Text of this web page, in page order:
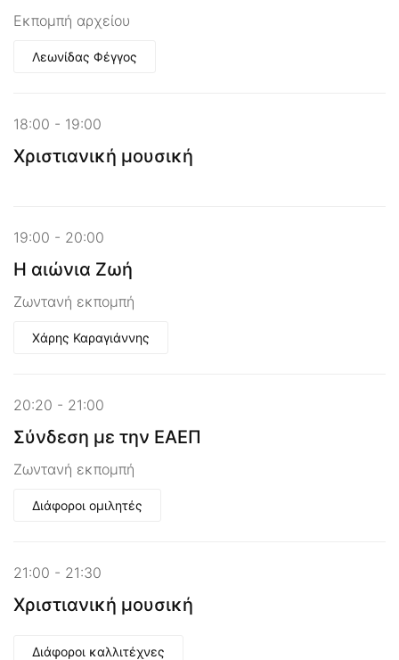
Εκπομπή αρχείου
Λεωνίδας Φέγγος
18:00 - 19:00
Χριστιανική μουσική
19:00 - 20:00
Η αιώνια Ζωή
Ζωντανή εκπομπή
Χάρης Καραγιάννης
20:20 - 21:00
Σύνδεση με την ΕΑΕΠ
Ζωντανή εκπομπή
Διάφοροι ομιλητές
21:00 - 21:30
Χριστιανική μουσική
Διάφοροι καλλιτέχνες